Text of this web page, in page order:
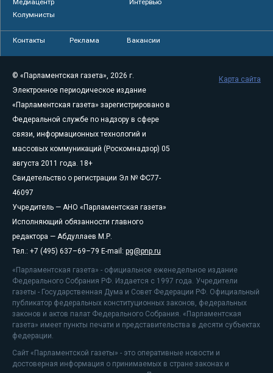
Колумнисты
Контакты Реклама Вакансии
© «Парламентская газета», 2026 г.
Электронное периодическое издание
«Парламентская газета» зарегистрировано в
Федеральной службе по надзору в сфере
связи, информационных технологий и
массовых коммуникаций (Роскомнадзор) 05
августа 2011 года. 18+
Свидетельство о регистрации Эл № ФС77-
46097
Учредитель — АНО «Парламентская газета»
Исполняющий обязанности главного
редактора — Абдуллаев М.Р.
Тел.: +7 (495) 637–69–79 E-mail: pg@pnp.ru
«Парламентская газета» - официальное еженедельное издание
Федерального Собрания РФ. Издается с 1997 года. Учредители
газеты - Государственная Дума и Совет Федерации РФ. Официальный
публикатор федеральных конституционных законов, федеральных
законов и актов палат Федерального Собрания. «Парламентская
газета» имеет пункты печати и представительства в десяти субъектах
федерации.
Сайт «Парламентской газеты» - это оперативные новости и
достоверная информация о принимаемых в стране законах и
Карта сайта